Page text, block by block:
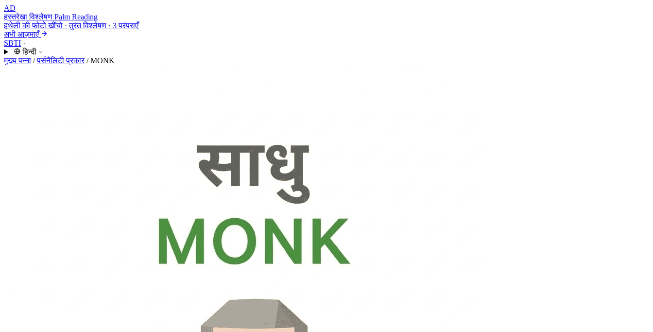
AD
हस्तरेखा विश्लेषण Palm Reading
हथेली की फोटो खींचो · तुरंत विश्लेषण · 3 परंपराएँ
अभी आज़माएँ
SBTI ·
हिन्दी
मुख्य पन्ना / पर्सनैलिटी प्रकार / MONK